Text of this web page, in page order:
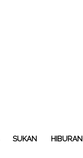
SUKAN
HIBURAN